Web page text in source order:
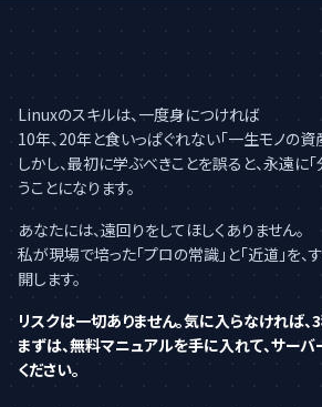
Linuxのスキルは、一度身につければ
10年、20年と食いっぱぐれない「一生モノの資
しかし、最初に学ぶべきことを誤ると、永遠に
うことになります。
あなたには、遠回りをしてほしくありません。
私が現場で培った「プロの常識」と「近道」を
開します。
リスクは一切ありません。気に入らなければ、
まずは、無料マニュアルを手に入れて、サー
ください。